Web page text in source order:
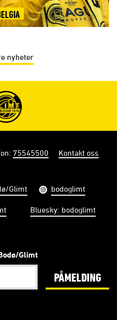
nyheter
: 75545500 Kontakt oss
Glimt bodoglimt
Bluesky: bodoglimt
Glimt
PÅMELDING